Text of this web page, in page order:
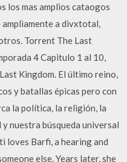
los mas amplios cataogos
a divxtotal,
Torrent The Last
4 Capitulo 1 al 10,
Kingdom. El último reino,
y batallas épicas pero con
la política, la religión, la
nuestra búsqueda universal
loves Barfi, a hearing and
else. Years later, she